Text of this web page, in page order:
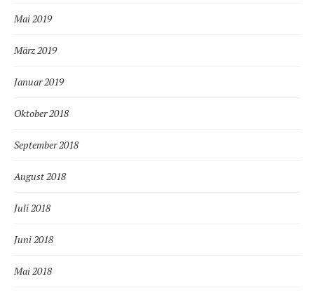
Mai 2019
März 2019
Januar 2019
Oktober 2018
September 2018
August 2018
Juli 2018
Juni 2018
Mai 2018